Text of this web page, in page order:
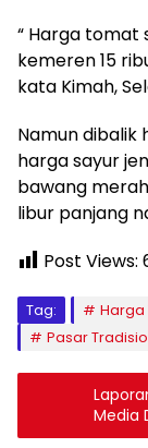
“ Harga tomat
kemeren 15
kata Kimah,
Namun dibalik
harga sayur
bawang
libur panjang
Post Views:
Tag: Harga
Pasar
Media